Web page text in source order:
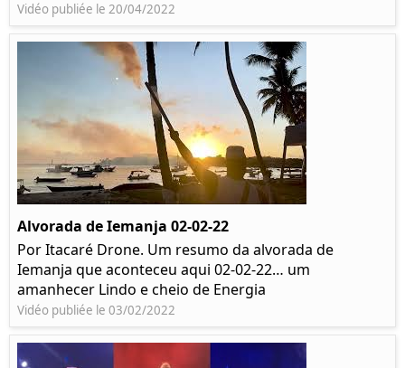
Vidéo publiée le 20/04/2022
Alvorada de Iemanja 02-02-22
Por Itacaré Drone. Um resumo da alvorada de
Iemanja que aconteceu aqui 02-02-22… um
amanhecer Lindo e cheio de Energia
Vidéo publiée le 03/02/2022